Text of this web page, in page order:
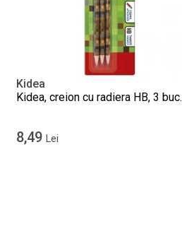
Kidea
Kidea, creion cu radiera HB, 3 buc.
8,49 Lei